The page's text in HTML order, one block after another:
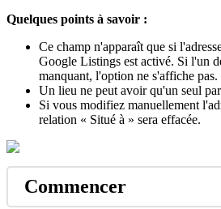
Quelques points à savoir :
Ce champ n'apparaît que si
Google Listings est activé. Si l'un
manquant, l'option ne s'affiche pas.
Un lieu ne peut avoir qu'un seul
Si vous modifiez manuellement
relation « Situé à » sera effacée.
Commencer